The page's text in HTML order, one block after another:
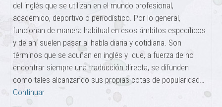
del inglés que se utilizan en el mundo profesional,
académico, deportivo o periodístico. Por lo general,
funcionan de manera habitual en esos ámbitos específicos
y de ahí suelen pasar al habla diaria y cotidiana. Son
términos que se acuñan en inglés y que, a fuerza de no
encontrar siempre una traducción directa, se difunden
como tales alcanzando sus propias cotas de popularidad…
Continuar